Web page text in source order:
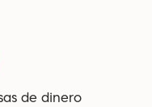
de dinero